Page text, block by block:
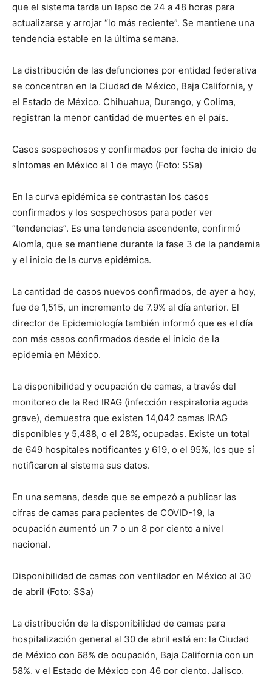
que el sistema tarda un lapso de 24 a 48 horas para
actualizarse y arrojar “lo más reciente”. Se mantiene una
tendencia estable en la última semana.
La distribución de las defunciones por entidad federativa
se concentran en la Ciudad de México, Baja California, y
el Estado de México. Chihuahua, Durango, y Colima,
registran la menor cantidad de muertes en el país.
Casos sospechosos y confirmados por fecha de inicio de
síntomas en México al 1 de mayo (Foto: SSa)
En la curva epidémica se contrastan los casos
confirmados y los sospechosos para poder ver
“tendencias”. Es una tendencia ascendente, confirmó
Alomía, que se mantiene durante la fase 3 de la pandemia
y el inicio de la curva epidémica.
La cantidad de casos nuevos confirmados, de ayer a hoy,
fue de 1,515, un incremento de 7.9% al día anterior. El
director de Epidemiología también informó que es el día
con más casos confirmados desde el inicio de la
epidemia en México.
La disponibilidad y ocupación de camas, a través del
monitoreo de la Red IRAG (infección respiratoria aguda
grave), demuestra que existen 14,042 camas IRAG
disponibles y 5,488, o el 28%, ocupadas. Existe un total
de 649 hospitales notificantes y 619, o el 95%, los que sí
notificaron al sistema sus datos.
En una semana, desde que se empezó a publicar las
cifras de camas para pacientes de COVID-19, la
ocupación aumentó un 7 o un 8 por ciento a nivel
nacional.
Disponibilidad de camas con ventilador en México al 30
de abril (Foto: SSa)
La distribución de la disponibilidad de camas para
hospitalización general al 30 de abril está en: la Ciudad
de México con 68% de ocupación, Baja California con un
58%, y el Estado de México con 46 por ciento. Jalisco,